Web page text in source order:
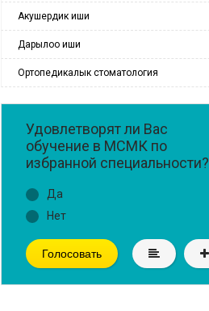
Акушердик иши
Дарылоо иши
Ортопедикалык стоматология
Удовлетворят ли Вас
обучение в МСМК по
избранной специальности?
Да
Нет
Голосовать